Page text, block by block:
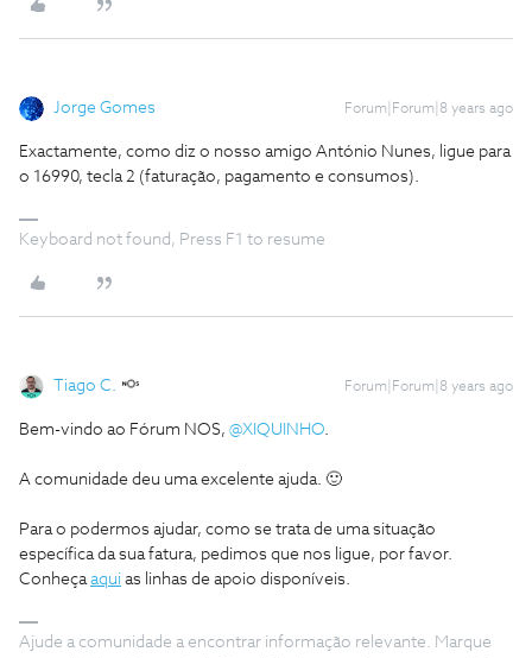
Jorge Gomes Forum|Forum|8 years ago
Exactamente, como diz o nosso amigo António Nunes, ligue para
o 16990, tecla 2 (faturação, pagamento e consumos).
Keyboard not found, Press F1 to resume
Tiago C. Forum|Forum|8 years ago
Bem-vindo ao Fórum NOS, @XIQUINHO.
A comunidade deu uma excelente ajuda. 🙂
Para o podermos ajudar, como se trata de uma situação
específica da sua fatura, pedimos que nos ligue, por favor.
Conheçaaqui as linhas de apoio disponíveis.
Ajude a comunidade a encontrar informação relevante. Marque